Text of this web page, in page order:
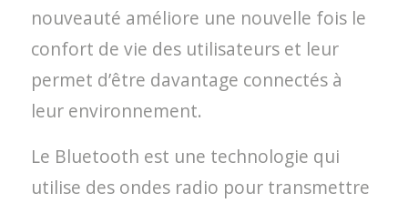
nouveauté améliore une nouvelle fois le
confort de vie des utilisateurs et leur
permet d’être davantage connectés à
leur environnement.
Le Bluetooth est une technologie qui
utilise des ondes radio pour transmettre